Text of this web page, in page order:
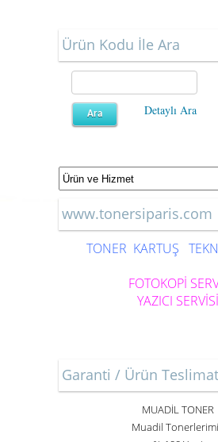
Ürün Kodu İle Ara
Detaylı Ara
www.tonersiparis.com
TONER KARTUŞ
FOTOKOPİ
YAZICI SERVİSİ
Garanti / Ürün Teslimat
MUADİL TONER
Muadil